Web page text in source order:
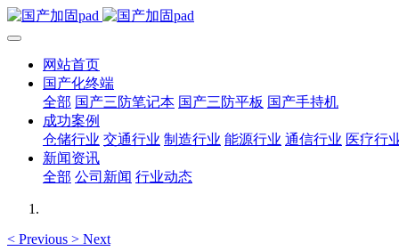
网站首页
国产化终端
全部 国产三防笔记本 国产三防平板 国产手持机
成功案例
仓储行业 交通行业 制造行业 能源行业 通信行业 医疗行
新闻资讯
全部 公司新闻 行业动态
< Previous > Next